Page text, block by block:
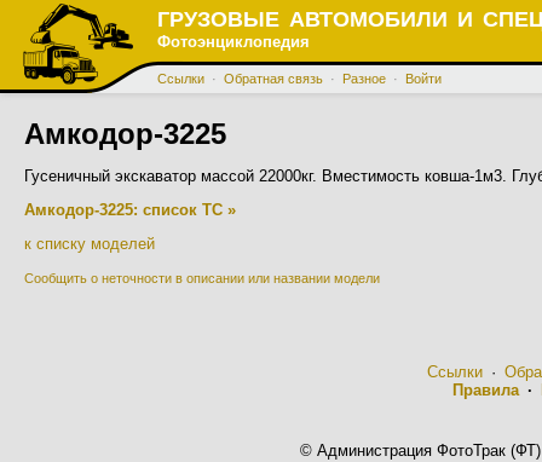
ГРУЗОВЫЕ АВТОМОБИЛИ И
Фотоэнциклопедия
Ссылки · Обратная связь · Разное · Войти
Амкодор-3225
Гусеничный экскаватор массой 22000кг. Вместимость ковша-1м3.
Амкодор-3225: список ТС »
к списку моделей
Сообщить о неточности в описании или названии модели
Ссылки·
Правила·
© Администрация ФотоТрак